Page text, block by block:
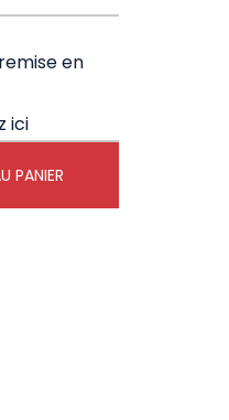
en
ici
PANIER